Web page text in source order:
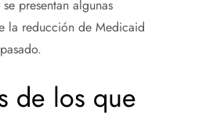
presentan algunas
la reducción de Medicaid
de los que